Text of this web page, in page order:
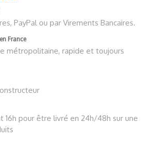
PayPal ou par Virements Bancaires.
France
métropolitaine, rapide et toujours
16h pour être livré en 24h/48h sur une